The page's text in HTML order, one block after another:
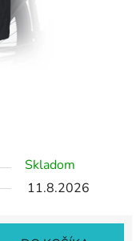
Skladom
11.8.2026